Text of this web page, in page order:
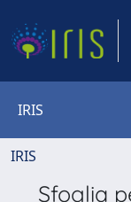
IRIS
IRIS
Sfoglia